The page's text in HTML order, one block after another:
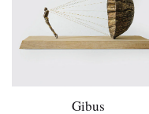
Gibus